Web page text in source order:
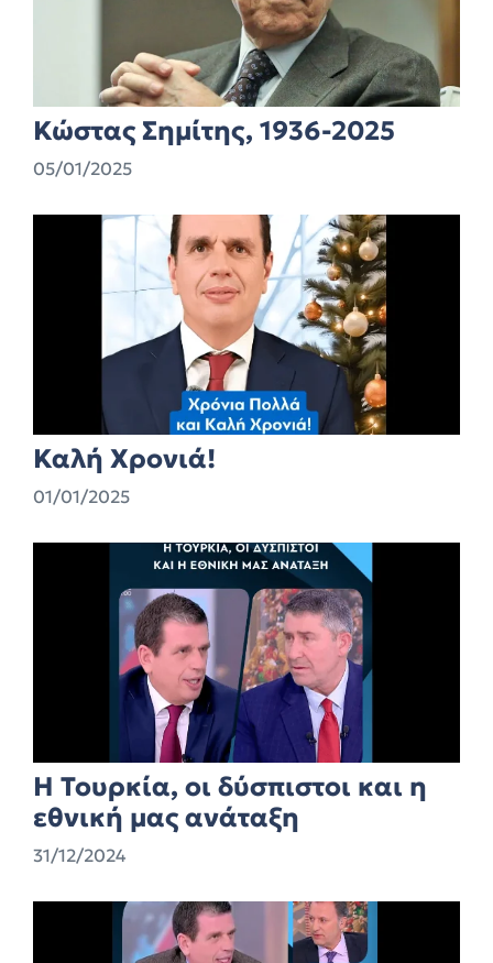
Κώστας Σημίτης, 1936-2025
05/01/2025
Καλή Χρονιά!
01/01/2025
Η Τουρκία, οι δύσπιστοι και η
εθνική μας ανάταξη
31/12/2024